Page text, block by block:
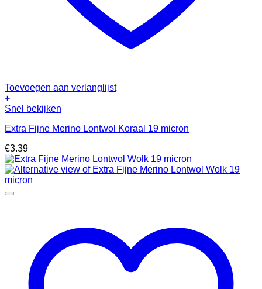
Toevoegen aan verlanglijst
+
Snel bekijken
Extra Fijne Merino Lontwol Koraal 19 micron
€3.39